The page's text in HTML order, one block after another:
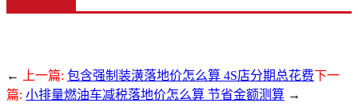
← 上一篇: 包含强制装潢落地价怎么算 4S店分期总花费下一
篇: 小排量燃油车减税落地价怎么算 节省金额测算 →